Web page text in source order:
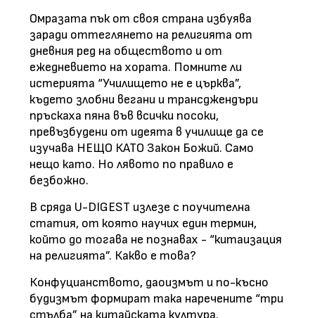
Омразата пък от своя страна избуява
заради оттеглянето на религията от
дневния ред на обществото и от
ежедневието на хората. Помните ли
истерията “Училището не е църква”,
където злобни вегани и трансджендъри
пръскаха пяна във всички посоки,
превъзбудени от идеята в училище да се
изучава НЕЩО КАТО Закон Божий. Само
нещо като. Но лявото по правило е
безбожно.
В сряда U-DIGEST излезе с поучителна
статия, от която научих един термин,
който до тогава не познавах - “китаизация
на религията”. Какво е това?
Конфуцианството, даоизмът и по-късно
будизмът формират така наречените “три
стълба” на китайската култура.